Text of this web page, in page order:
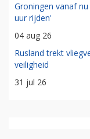
Groningen vanaf
uur rijden'
04 aug 26
Rusland trekt
veiligheid
31 jul 26